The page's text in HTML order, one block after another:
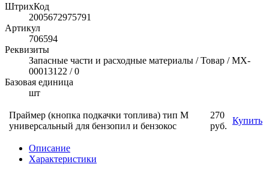
ШтрихКод
2005672975791
Артикул
706594
Реквизиты
Запасные части и расходные материалы / Товар / MX-
00013122 / 0
Базовая единица
шт
Праймер (кнопка подкачки топлива) тип M
универсальный для бензопил и бензокос
270
руб.
Купить
Описание
Характеристики